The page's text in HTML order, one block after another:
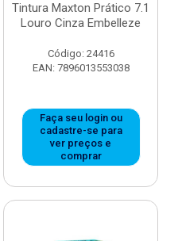
Tintura Maxton Prático 7.1
Louro Cinza Embelleze
Código: 24416
EAN: 7896013553038
Faça seu login ou
cadastre-se para
ver preços e
comprar